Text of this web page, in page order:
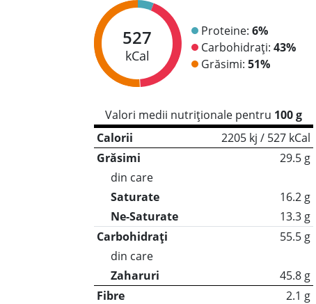
527
kCal
Proteine: 6%
Carbohidrați: 43%
Grăsimi: 51%
Valori medii nutriționale pentru 100 g
Calorii
2205 kj / 527 kCal
Grăsimi
29.5 g
din care
Saturate
16.2 g
Ne-Saturate
13.3 g
Carbohidrați
55.5 g
din care
Zaharuri
45.8 g
Fibre
2.1 g